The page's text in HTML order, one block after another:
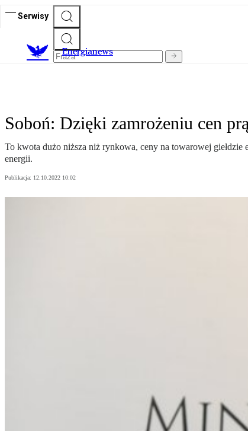
Serwisy
Energianews
Soboń: Dzięki zamrożeniu cen
To kwota dużo niższa niż rynkowa, ceny na towarowej
energii.
Publikacja: 12.10.2022 10:02